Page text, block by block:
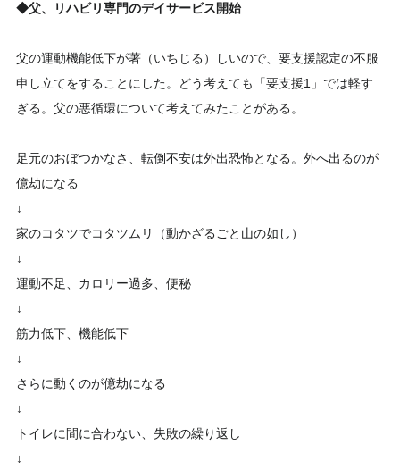
◆父、リハビリ専門のデイサービス開始
父の運動機能低下が著（いちじる）しいので、要支援認定の不服
申し立てをすることにした。どう考えても「要支援1」では軽す
ぎる。父の悪循環について考えてみたことがある。
足元のおぼつかなさ、転倒不安は外出恐怖となる。外へ出るのが
億劫になる
↓
家のコタツでコタツムリ（動かざるごと山の如し）
↓
運動不足、カロリー過多、便秘
↓
筋力低下、機能低下
↓
さらに動くのが億劫になる
↓
トイレに間に合わない、失敗の繰り返し
↓